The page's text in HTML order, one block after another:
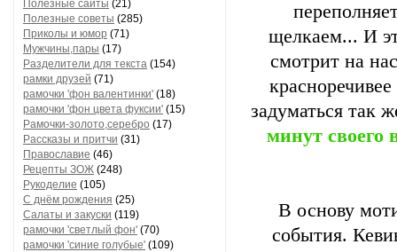
Полезные сайты (21)
Полезные советы (285)
Приколы и юмор (71)
Мужчины,пары (17)
Разделители для текста (154)
рамки друзей (71)
рамочки 'фон валентинки' (18)
рамочки 'фон цвета фуксии' (15)
Рамочки-золото,серебро (17)
Рассказы и притчи (31)
Православие (46)
Рецепты ЗОЖ (248)
Рукоделие (105)
С днём рождения (25)
Салаты и закуски (119)
рамочки 'светлый фон' (70)
рамочки 'синие голубые' (109)
щелкаем... И
смотрит на
задуматься так
минут своего
В основу
события.